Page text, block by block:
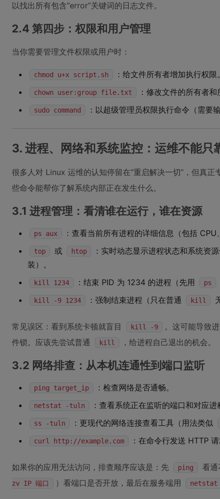
以找出所有包含“error”关键词的日志文件。
2.4 第四步：权限和用户管理
当你需要管理文件权限或用户时：
chmod u+x script.sh ：给文件所有者增加执行权限
chown user:group file.txt ：修改文件的所有者
sudo command ：以超级管理员权限执行命令（需要
3. 进程、网络和系统监控：运维不能只
很多人对 Linux 运维的认知停留在“重启解决一切”，但真
些命令能帮你了解系统内部正在发生什么。
3.1 进程管理：看清谁在运行，谁在资源
ps aux ：查看当前所有进程的详细信息（包括
top 或 htop
：实时动态显示进程状态和系统资
装）。
kill 1234 ：结束 PID 为 1234 的进程（先用 ps
kill -9 1234 ：强制结束进程（只在普通 kill
常见误区：看到系统卡顿就盲目 kill -9
。这可能导致
件锁。应该先尝试普通
kill ，给进程自己退出的机会。
3.2 网络排查：从本机连通性到端口监听
ping target_ip ：检查网络是否通畅。
netstat -tuln ：查看系统正在监听的端口和对应进
ss -tuln ：更现代的网络连接查看工具（用法类似
curl http://example.com ：在命令行发送 HTTP
如果你的应用无法访问，排查顺序应该是：先 ping 看
zv IP 端口 ）看端口是否开放，最后在服务端用 netstat